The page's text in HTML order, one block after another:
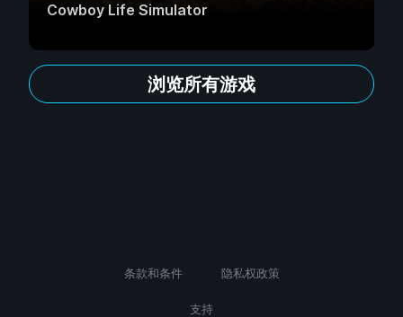
Cowboy Life Simulator
浏览所有游戏
条款和条件 隐私权政策
支持